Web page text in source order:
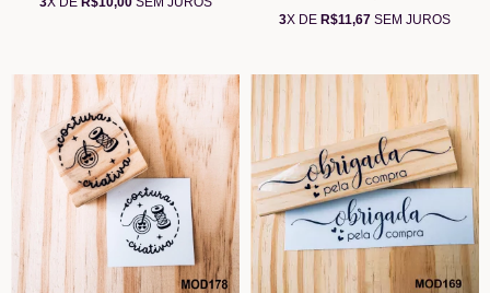
3X DE R$11,67 SEM JUROS